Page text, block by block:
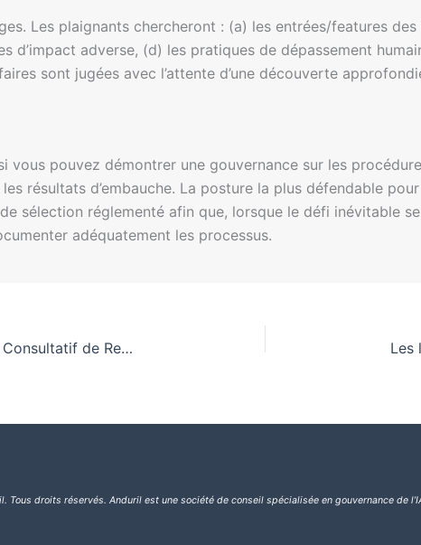
Les plaignants chercheront : (a) les entrées/features
d’impact adverse, (d) les pratiques de dépassement
sont jugées avec l’attente d’une découverte
vous pouvez démontrer une gouvernance sur les
résultats d’embauche. La posture la plus défendable
sélection réglementé afin que, lorsque le défi inévitable se
adéquatement les processus.
Nomination de Mehdi Jomaa au Conseil Consultatif de RegulatingAI
Tous droits réservés. Anduril est une société de conseil spécialisée en gouvernance de